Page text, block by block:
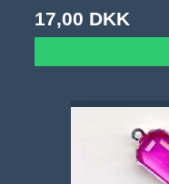
17,00 DKK